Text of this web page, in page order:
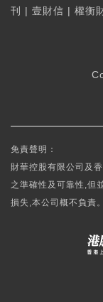
刊
| 壹財信 | 權衡
免責聲明：
財華控股有限公司及
之準確性及可靠性,但
損失,本公司概不負責。